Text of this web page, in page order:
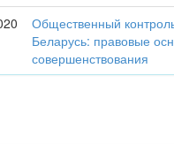
Общественный
Беларусь: правовые
совершенствования